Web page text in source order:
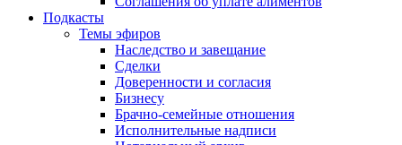
Подкасты
Темы эфиров
Наследство и завещание
Сделки
Доверенности и согласия
Бизнесу
Брачно-семейные отношения
Исполнительные надписи